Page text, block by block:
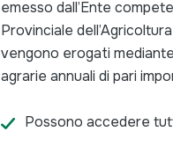
emesso dall’Ente
Provinciale
vengono erogati
agrarie annuali di pari
Possono accedere